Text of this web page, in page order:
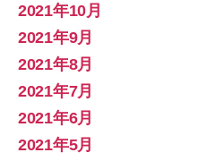
2021年10月
2021年9月
2021年8月
2021年7月
2021年6月
2021年5月